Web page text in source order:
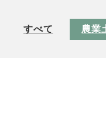
すべて 農業